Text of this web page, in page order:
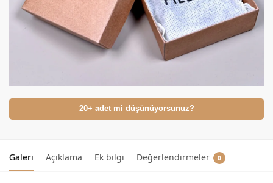
20+ adet mi düşünüyorsunuz?
Galeri Açıklama Ek bilgi Değerlendirmeler 0